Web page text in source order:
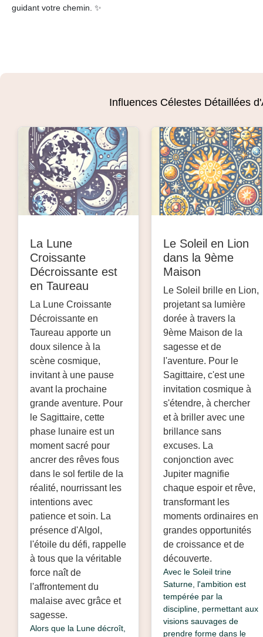
guidant votre chemin. ✨
Influences Célestes Détaillées
La Lune
Croissante
Décroissante est
en Taureau
La Lune Croissante
Décroissante en
Taureau apporte un
doux silence à la
scène cosmique,
invitant à une pause
avant la prochaine
grande aventure. Pour
le Sagittaire, cette
phase lunaire est un
moment sacré pour
ancrer des rêves fous
dans le sol fertile de la
réalité, nourrissant les
intentions avec
patience et soin. La
présence d'Algol,
l'étoile du défi, rappelle
à tous que la véritable
force naît de
l'affrontement du
malaise avec grâce et
sagesse.
Alors que la Lune décroît,
Le Soleil en Lion
dans la 9ème
Maison
Le Soleil brille en Lion,
projetant sa lumière
dorée à travers la
9ème Maison de la
sagesse et de
l'aventure. Pour le
Sagittaire, c'est une
invitation cosmique à
s'étendre, à chercher
et à briller avec une
brillance sans
excuses. La
conjonction avec
Jupiter magnifie
chaque espoir et rêve,
transformant les
moments ordinaires en
grandes opportunités
de croissance et de
découverte.
Avec le Soleil trine
Saturne, l'ambition est
tempérée par la
discipline, permettant aux
visions sauvages de
prendre forme dans le